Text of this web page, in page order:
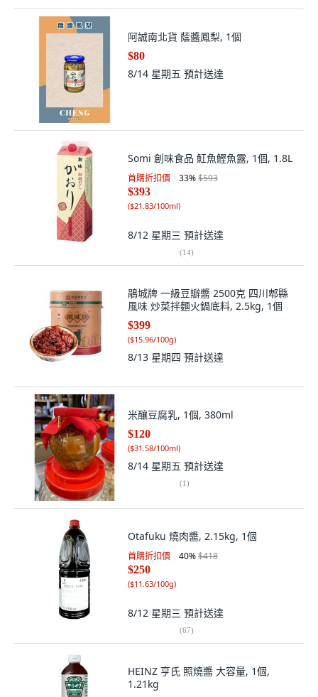
阿誠南北貨 蔭醬鳳梨, 1個
$80
8/14 星期五 預計送達
Somi 創味食品 魟魚鰹魚露, 1個, 1.8L
首購折扣價 33%$593
$393
($21.83/100ml)
8/12 星期三 預計送達
(14)
鵑城牌 一級豆瓣醬 2500克 四川郫縣
風味 炒菜拌麵火鍋底料, 2.5kg, 1個
$399
($15.96/100g)
8/13 星期四 預計送達
米釀豆腐乳, 1個, 380ml
$120
($31.58/100ml)
8/14 星期五 預計送達
(1)
Otafuku 燒肉醬, 2.15kg, 1個
首購折扣價 40%$418
$250
($11.63/100g)
8/12 星期三 預計送達
(67)
HEINZ 亨氏 照燒醬 大容量, 1個,
1.21kg